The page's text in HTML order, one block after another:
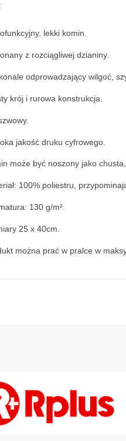
lekki komin.
z rozciągliwej dzianiny.
odprowadzający wilgoć,
krój i rurowa konstrukcja.
jakość druku cyfrowego.
może być noszony jako
100% poliestru,
130 g/m².
25 x 40cm.
można prać w pralce w